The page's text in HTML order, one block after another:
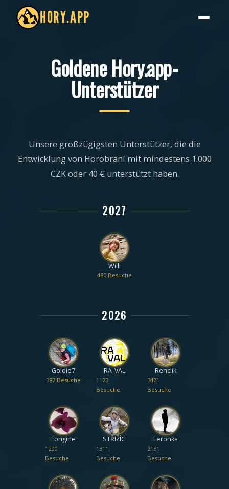
HORY.APP
Goldene Hory.app-
Unterstützer
Unsere großzügigsten Unterstützer, die die
Entwicklung von Horobraní mit mindestens 1.000
CZK oder 40 € unterstützt haben.
2027
Willi
480 Besuche
2026
Goldie7
387 Besuche
RA_VAL
1123
Besuche
Renclik
3471
Besuche
Fongine
1200
Besuche
STŘIŽÍCI
1311
Besuche
Leronka
2151
Besuche